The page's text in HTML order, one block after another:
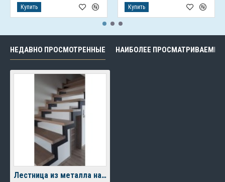
Купить Купить
НЕДАВНО ПРОСМОТРЕННЫЕ НАИБОЛЕЕ ПРОСМАТРИВАЕМЫЕ
Лестница из металла на 2 этаж